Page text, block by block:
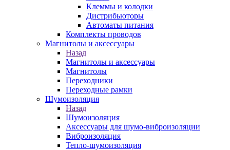
Клеммы и колодки
Дистрибьюторы
Автоматы питания
Комплекты проводов
Магнитолы и аксессуары
Назад
Магнитолы и аксессуары
Магнитолы
Переходники
Переходные рамки
Шумоизоляция
Назад
Шумоизоляция
Аксессуары для шумо-виброизоляции
Виброизоляция
Тепло-шумоизоляция